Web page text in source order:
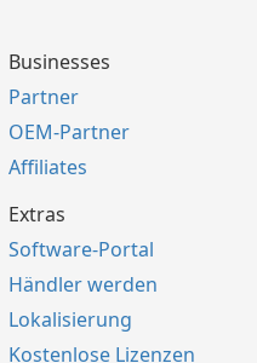
Businesses
Partner
OEM-Partner
Affiliates
Extras
Software-Portal
Händler werden
Lokalisierung
Kostenlose Lizenzen